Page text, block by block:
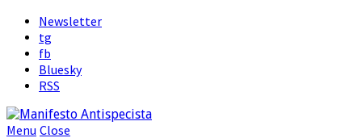
Newsletter
tg
fb
Bluesky
RSS
Menu Close